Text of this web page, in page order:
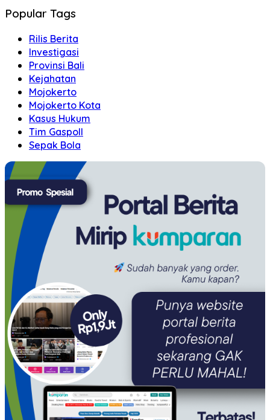
Popular Tags
Rilis Berita
Investigasi
Provinsi Bali
Kejahatan
Mojokerto
Mojokerto Kota
Kasus Hukum
Tim Gaspoll
Sepak Bola